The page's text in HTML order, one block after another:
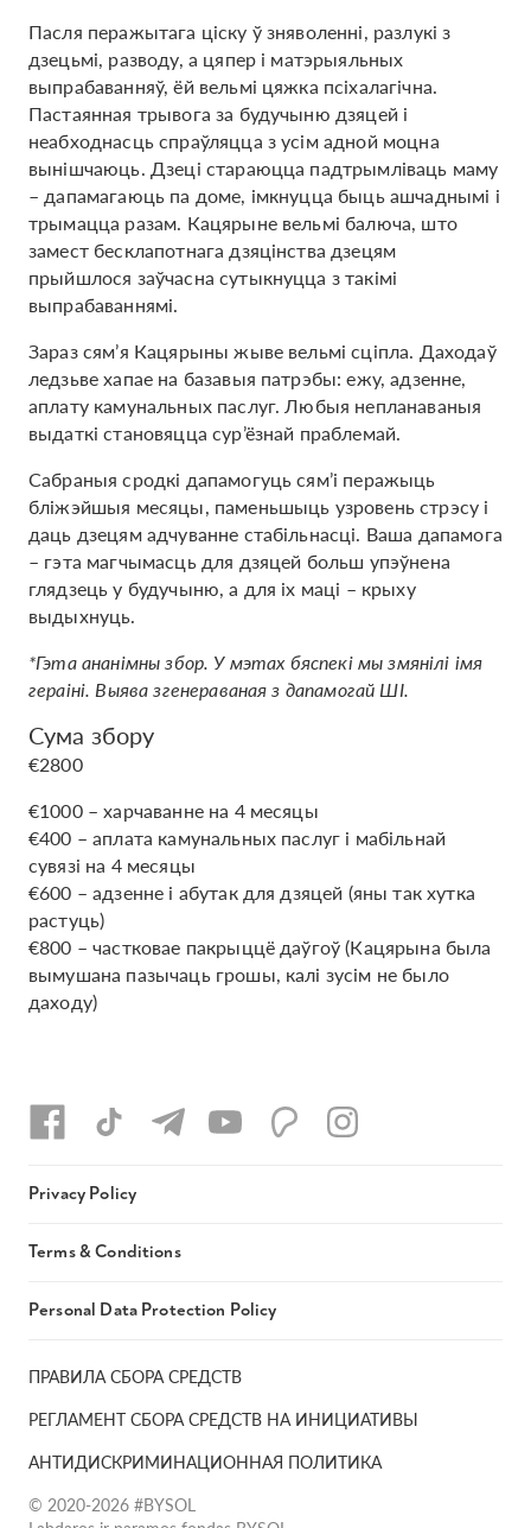
Пасля перажытага ціску ў зняволенні, разлукі з
дзецьмі, разводу, а цяпер і матэрыяльных
выпрабаванняў, ёй вельмі цяжка псіхалагічна.
Пастаянная трывога за будучыню дзяцей і
неабходнасць спраўляцца з усім адной моцна
вынішчаюць. Дзеці стараюцца падтрымліваць маму
– дапамагаюць па доме, імкнуцца быць ашчаднымі і
трымацца разам. Кацярыне вельмі балюча, што
замест бесклапотнага дзяцінства дзецям
прыйшлося заўчасна сутыкнуцца з такімі
выпрабаваннямі.
Зараз сям’я Кацярыны жыве вельмі сціпла. Даходаў
ледзьве хапае на базавыя патрэбы: ежу, адзенне,
аплату камунальных паслуг. Любыя непланаваныя
выдаткі становяцца сур’ёзнай праблемай.
Сабраныя сродкі дапамогуць сям’і перажыць
бліжэйшыя месяцы, паменьшыць узровень стрэсу і
даць дзецям адчуванне стабільнасці. Ваша дапамога
– гэта магчымасць для дзяцей больш упэўнена
глядзець у будучыню, а для іх маці – крыху
выдыхнуць.
*Гэта ананімны збор. У мэтах бяспекі мы змянілі імя
гераіні. Выява згенераваная з дапамогай ШІ.
Сума збору
€2800
€1000 – харчаванне на 4 месяцы
€400 – аплата камунальных паслуг і мабільнай
сувязі на 4 месяцы
€600 – адзенне і абутак для дзяцей (яны так хутка
растуць)
€800 – частковае пакрыццё даўгоў (Кацярына была
вымушана пазычаць грошы, калі зусім не было
даходу)
ПРАВИЛА СБОРА СРЕДСТВ
РЕГЛАМЕНТ СБОРА СРЕДСТВ НА ИНИЦИАТИВЫ
АНТИДИСКРИМИНАЦИОННАЯ ПОЛИТИКА
© 2020-2026 #BYSOL
Privacy Policy
Terms & Conditions
Personal Data Protection Policy